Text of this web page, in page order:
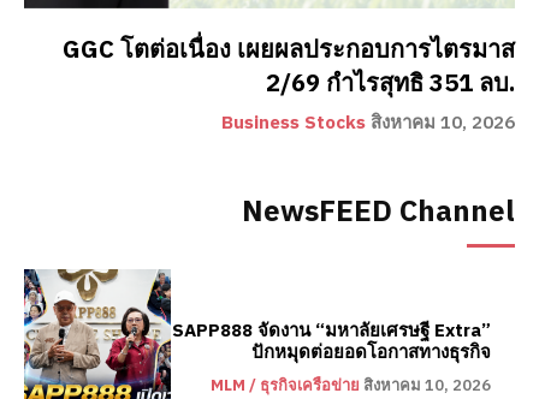
GGC โตต่อเนื่อง เผยผลประกอบการไตรมาส
2/69 กำไรสุทธิ 351 ลบ.
Business Stocks สิงหาคม 10, 2026
NewsFEED Channel
SAPP888 จัดงาน “มหาลัยเศรษฐี Extra”
ปักหมุดต่อยอดโอกาสทางธุรกิจ
MLM / ธุรกิจเครือข่าย สิงหาคม 10, 2026